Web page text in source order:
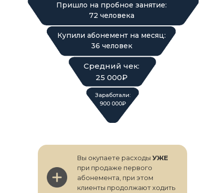
Пришло на пробное занятие:
72 человека
Купили абонемент на месяц:
36 человек
Средний чек:
25 000₽
Заработали:
900 000₽
Вы окупаете расходы УЖЕ
при продаже первого
абонемента, при этом
клиенты продолжают ходить